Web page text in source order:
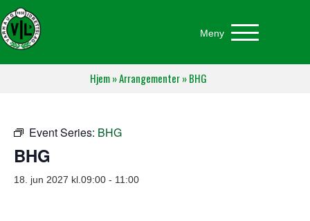
Meny
Hjem»Arrangementer»BHG
Event Series: BHG
BHG
18. jun 2027 kl.09:00 - 11:00